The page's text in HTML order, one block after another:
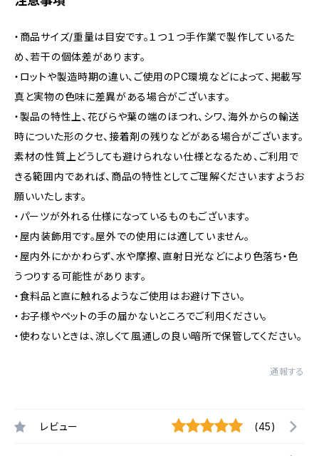
・商品サイズ/重量は目安です。１つ１つ手作業で製作しているた
め、若干の個体差があります。
・ロットや製造時期の違い、ご使用のPC環境などによって、掲載写
真と実物の色味に差異がある場合がございます。
・製品の特性上、花びらや葉の端のほつれ、シワ、海外からの輸送
時についた形のクセ、接着剤の残りなどがある場合がございます。
素材の性質上どうしても避けられない仕様となるため、ご利用で
きる範囲内であれば、商品の特性としてご理解くださいますようお
願いいたします。
・パーツが外れる仕様になっているものもございます。
・屋内装飾用です。屋外での使用には適していません。
・屋内外にかかわらず、水や摩擦、直射日光などにより色落ち・色
うつりする可能性があります。
・食料品と直に触れるようなご使用はお避け下さい。
・お子様やペットの手の届かないところでご利用ください。
・使わないときは、涼しくて風通しの良い暗所で保管してください。
通報する
レビュー (45)